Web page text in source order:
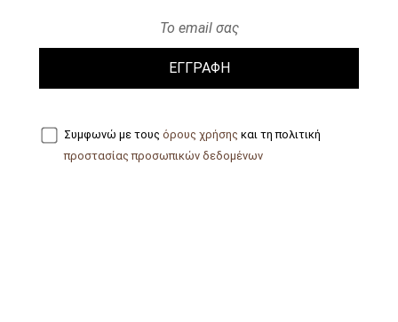
ΕΓΓΡΑΦΗ
Συμφωνώ με τους όρους χρήσης και τη πολιτική
προστασίας προσωπικών δεδομένων